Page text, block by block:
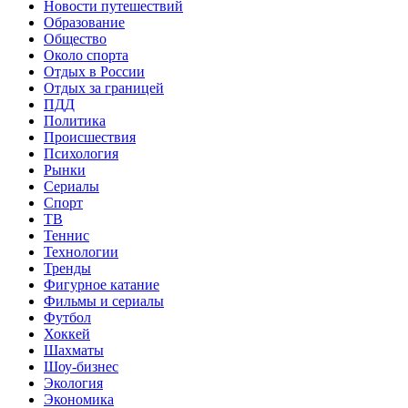
Новости путешествий
Образование
Общество
Около спорта
Отдых в России
Отдых за границей
ПДД
Политика
Происшествия
Психология
Рынки
Сериалы
Спорт
ТВ
Теннис
Технологии
Тренды
Фигурное катание
Фильмы и сериалы
Футбол
Хоккей
Шахматы
Шоу-бизнес
Экология
Экономика